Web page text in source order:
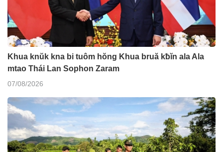
Khua knŭk kna bi tuôm hŏng Khua bruă kƀĭn ala Ala
mtao Thái Lan Sophon Zaram
07/08/2026